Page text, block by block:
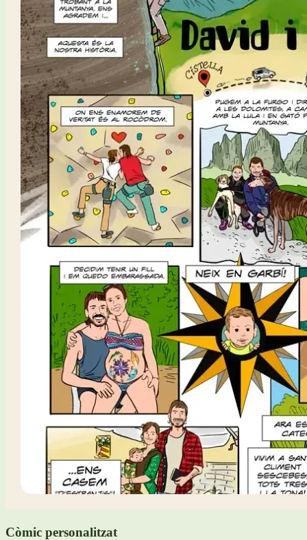
Còmic personalitzat